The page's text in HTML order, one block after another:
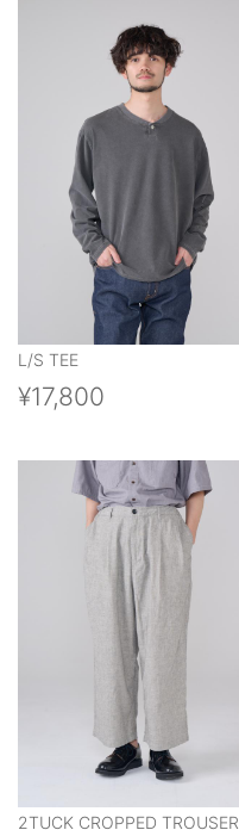
L/S TEE
¥17,800
2TUCK CROPPED TROUSER